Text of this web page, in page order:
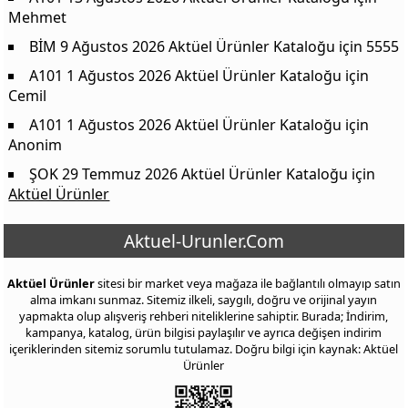
Mehmet
BİM 9 Ağustos 2026 Aktüel Ürünler Kataloğu için 5555
A101 1 Ağustos 2026 Aktüel Ürünler Kataloğu için
Cemil
A101 1 Ağustos 2026 Aktüel Ürünler Kataloğu için
Anonim
ŞOK 29 Temmuz 2026 Aktüel Ürünler Kataloğu için
Aktüel Ürünler
Aktuel-Urunler.Com
Aktüel Ürünlersitesi bir market veya mağaza ile bağlantılı olmayıp satın
alma imkanı sunmaz. Sitemiz ilkeli, saygılı, doğru ve orijinal yayın
yapmakta olup alışveriş rehberi niteliklerine sahiptir. Burada; İndirim,
kampanya, katalog, ürün bilgisi paylaşılır ve ayrıca değişen indirim
içeriklerinden sitemiz sorumlu tutulamaz. Doğru bilgi için kaynak: Aktüel
Ürünler